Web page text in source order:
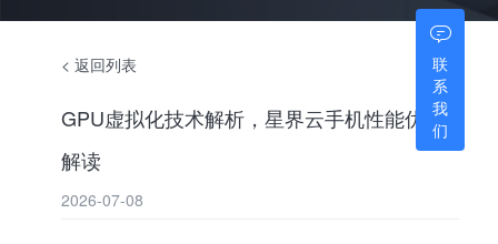
< 返回列表
GPU虚拟化技术解析，星界云手机性能优势
解读
2026-07-08
联
系
我
们